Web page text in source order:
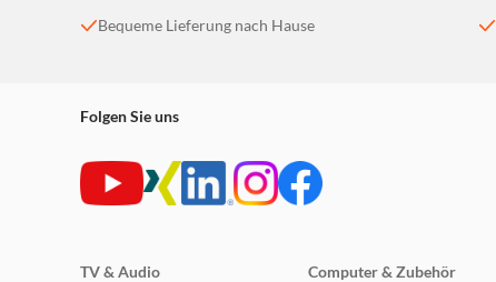
Bequeme Lieferung nach Hause
Folgen Sie uns
TV & Audio
Computer & Zubehör